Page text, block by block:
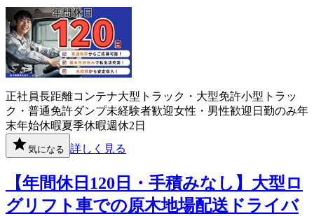
正社員長距離コンテナ大型トラック・大型免許小型トラッ
ク・普通免許ダンプ未経験者歓迎女性・男性歓迎 日勤のみ年
末年始休暇夏季休暇週休2日
気になる 詳しく見る
【年間休日120日・手積みなし】大型ロ
グリフト車での原木地場配送ドライバ